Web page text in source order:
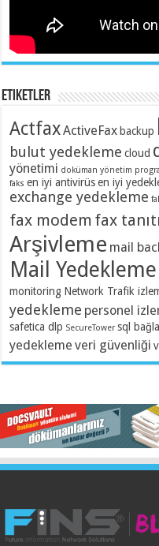
Etiketler
ActfaxActiveFax backup
bulut yedekleme cloud
yönetimi doküman yönetim
faks en iyi antivirüs en iyi
exchange yedekleme
fax modem fax
Arşivleme mail
Mail Yedekleme
monitoring Network Trafik
yedekleme personel
safetica dlp SecureTower sql
yedekleme veri güvenliği